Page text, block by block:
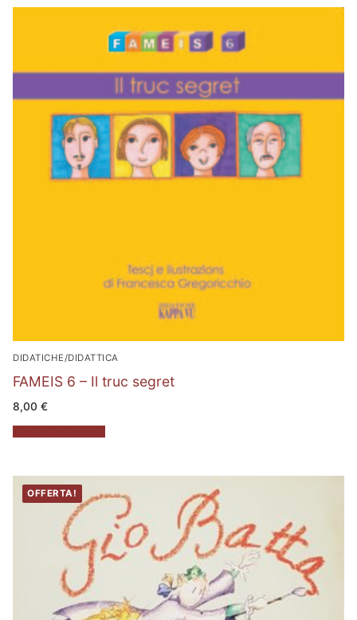
DIDATICHE/DIDATTICA
FAMEIS 6 – Il truc segret
8,00 €
OFFERTA!